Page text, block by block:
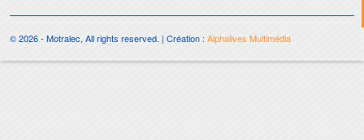
© 2026 - Motralec, All rights reserved. | Création : Alphalives Multimédia